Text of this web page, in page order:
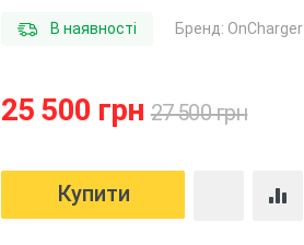
В наявності Бренд: OnCharger
25 500 грн 27 500 грн